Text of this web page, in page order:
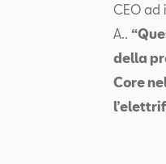
CEO ad
A..
della
Core